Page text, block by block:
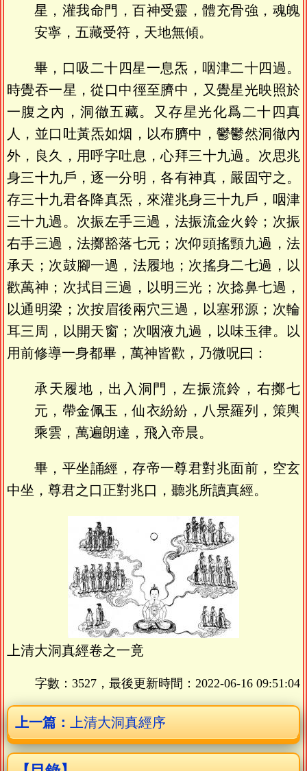
星，灌我命門，百神受靈，體充骨強，魂魄
安寧，五藏受符，天地無傾。
畢，口吸二十四星一息炁，咽津二十四過。
時覺吞一星，從口中徑至臍中，又覺星光映照於
一腹之內，洞徹五藏。又存星光化爲二十四真
人，並口吐黃炁如烟，以布臍中，鬱鬱然洞徹內
外，良久，用呼字吐息，心拜三十九過。次思兆
身三十九戶，逐一分明，各有神真，嚴固守之。
存三十九君各降真炁，來灌兆身三十九戶，咽津
三十九過。次振左手三過，法振流金火鈴；次振
右手三過，法擲豁落七元；次仰頭搖頸九過，法
承天；次鼓腳一過，法履地；次搖身二七過，以
歡萬神；次拭目三過，以明三光；次捻鼻七過，
以通明梁；次按眉後兩穴三過，以塞邪源；次輪
耳三周，以開天窗；次咽液九過，以味玉律。以
用前修導一身都畢，萬神皆歡，乃微呪曰：
承天履地，出入洞門，左振流鈴，右擲七
元，帶金佩玉，仙衣紛紛，八景羅列，策輿
乘雲，萬遍朗達，飛入帝晨。
畢，平坐誦經，存帝一尊君對兆面前，空玄
中坐，尊君之口正對兆口，聽兆所讀真經。
上清大洞真經卷之一竟
字數：3527，最後更新時間： 2022-06-16 09:51:04
上一篇： 上清大洞真經序